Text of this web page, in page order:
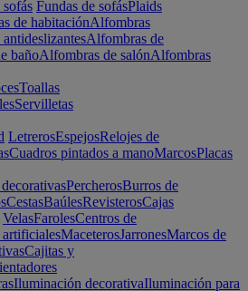
Fundas de sofásPlaids
de habitaciónAlfombras
Alfombras de
bañoAlfombras de salónAlfombras
Toallas
Servilletas
LetrerosEspejosRelojes de
Cuadros pintados a manoMarcosPlacas
PercherosBurros de
CestasBaúlesRevisterosCajas
VelasFarolesCentros de
artificialesMaceterosJarronesMarcos de
Cajitas y
Iluminación decorativaIluminación para